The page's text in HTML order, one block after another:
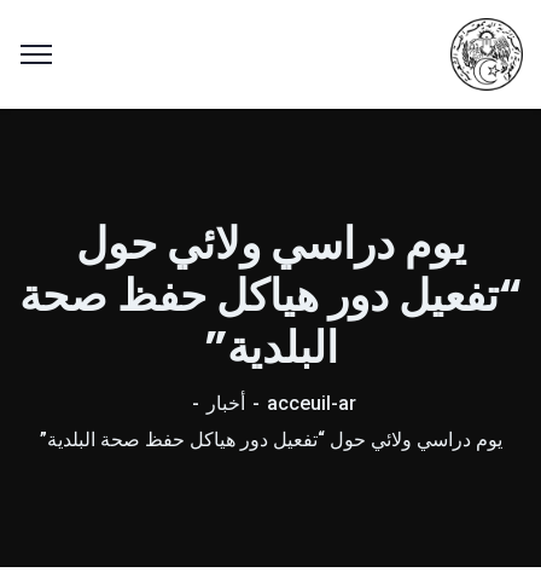
يوم دراسي ولائي حول
“تفعيل دور هياكل حفظ صحة
البلدية”
acceuil-ar
أخبار
يوم دراسي ولائي حول “تفعيل دور هياكل حفظ صحة البلدية”